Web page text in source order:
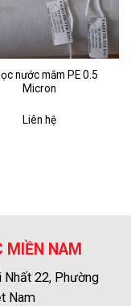
nước mắm PE 0.5
Micron
Liên hệ
MIỀN NAM
22, Phường
Nam